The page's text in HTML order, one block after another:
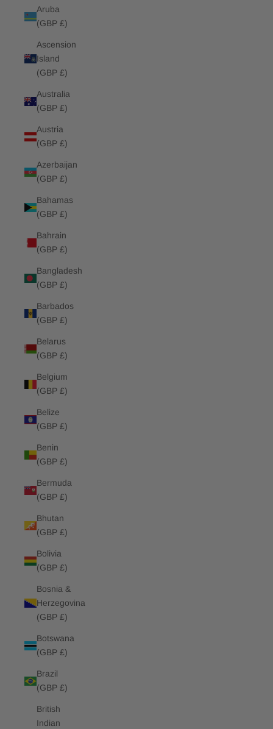
Aruba
(GBP £)
Ascension
Island
(GBP £)
Australia
(GBP £)
Austria
(GBP £)
Azerbaijan
(GBP £)
Bahamas
(GBP £)
Bahrain
(GBP £)
Bangladesh
(GBP £)
Barbados
(GBP £)
Belarus
(GBP £)
Belgium
(GBP £)
Belize
(GBP £)
Benin
(GBP £)
Bermuda
(GBP £)
Bhutan
(GBP £)
Bolivia
(GBP £)
Bosnia &
Herzegovina
(GBP £)
Botswana
(GBP £)
Brazil
(GBP £)
British
Indian